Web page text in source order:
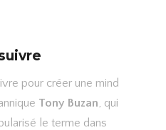
pour créer une mind
Tony Buzan, qui
le terme dans